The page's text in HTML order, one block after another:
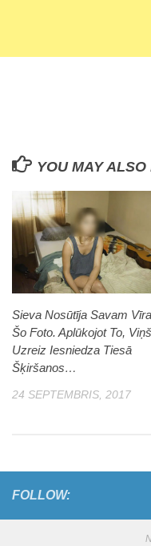
YOU MAY ALSO
Sieva Nosūtīja Savam
Šo Foto. Aplūkojot To, Viņš
Uzreiz Iesniedza Tiesā
Šķiršanos…
24 SEPTEMBRIS, 2017
FOLLOW: